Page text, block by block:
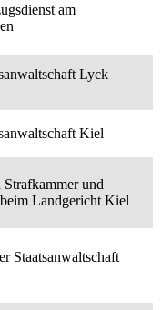
am
Lyck
Kiel
und
Landgericht Kiel
Staatsanwaltschaft